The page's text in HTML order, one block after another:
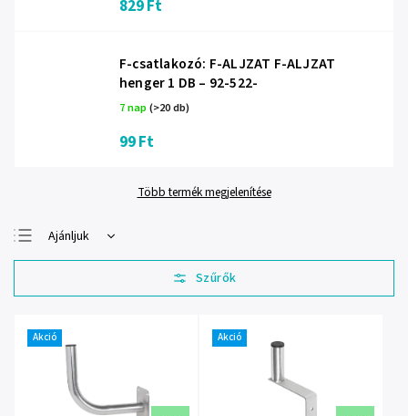
829 Ft
F-csatlakozó: F-ALJZAT F-ALJZAT
henger 1 DB – 92-522-
7 nap(>20 db)
99 Ft
Több termék megjelenítése
Ajánljuk
Legolcsóbb elöl
Legdrágább
termékek
ABC szerint
Akció Akció